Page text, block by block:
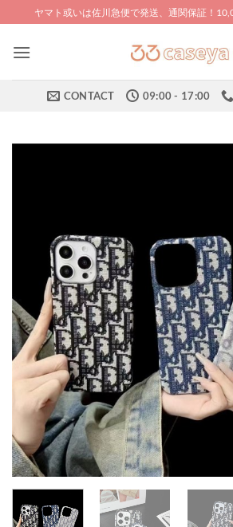
to
content
ヤマト或いは佐川急便で発送、通関保証！
CONTACT 09:00 - 17:00